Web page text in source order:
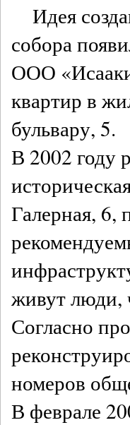
Идея
собора
ООО
квартир в
бульвару, 5.
В 2002 году
Галерная, 6,
живут люди,
Согласно
номеров
В феврале